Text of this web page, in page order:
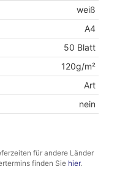
weiß
A4
50 Blatt
120g/m²
Art
nein
für andere Länder
finden Sie hier.